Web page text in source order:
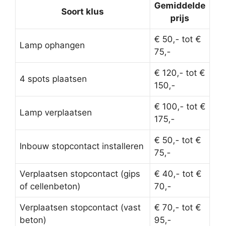
Soort klus
Gemiddelde
prijs
Lamp ophangen
€ 50,- tot €
75,-
4 spots plaatsen
€ 120,- tot €
150,-
Lamp verplaatsen
€ 100,- tot €
175,-
Inbouw stopcontact installeren
€ 50,- tot €
75,-
Verplaatsen stopcontact (gips
of cellenbeton)
€ 40,- tot €
70,-
Verplaatsen stopcontact (vast
beton)
€ 70,- tot €
95,-